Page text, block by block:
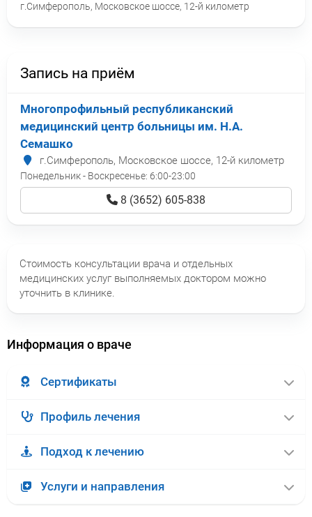
г.Симферополь, Московское шоссе, 12-й километр
Запись на приём
Многопрофильный республиканский
медицинский центр больницы им. Н.А.
Семашко
г.Симферополь, Московское шоссе, 12-й километр
Понедельник - Воскресенье: 6:00-23:00
8 (3652) 605-838
Стоимость консультации врача и отдельных
медицинских услуг выполняемых доктором можно
уточнить в клинике.
Информация о враче
Сертификаты
Профиль лечения
Подход к лечению
Услуги и направления